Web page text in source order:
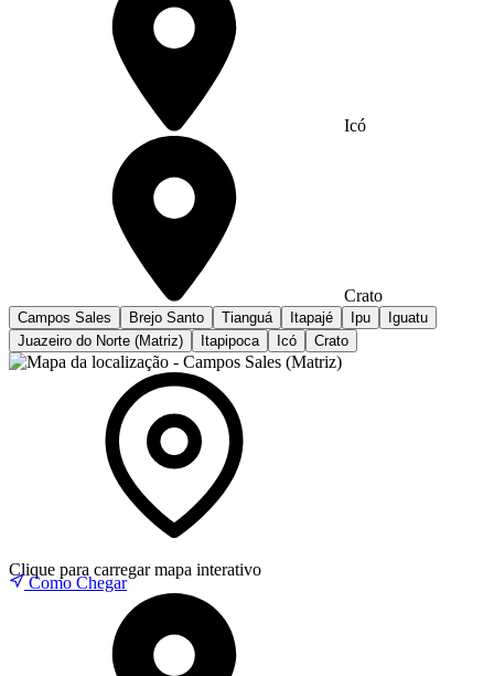
Icó
Crato
Campos Sales Brejo Santo Tianguá Itapajé Ipu
Iguatu
Juazeiro do Norte (Matriz)
Itapipoca Icó Crato
Clique para carregar mapa interativo
Como Chegar